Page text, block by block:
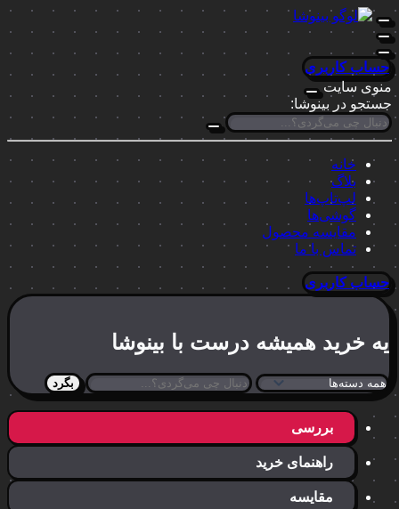
حساب کاربری
منوی سایت
جستجو در بینوشا:
خانه
بلاگ
لپ‌تاپ‌ها
گوشی‌ها
مقایسه محصول
تماس با ما
حساب کاربری
یه خرید همیشه درست با بینوشا
بگرد
بررسی
راهنمای خرید
مقایسه